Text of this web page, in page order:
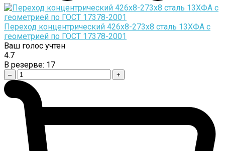
Переход концентрический 426х8-273х8 сталь 13ХФА с
геометрией по ГОСТ 17378-2001
Ваш голос учтен
4.7
В резерве: 17
– +